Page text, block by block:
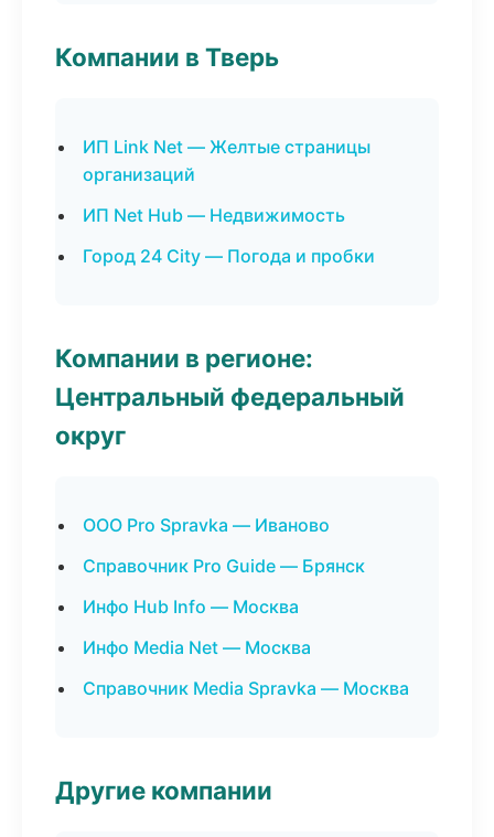
Компании в Тверь
ИП Link Net — Желтые страницы
организаций
ИП Net Hub — Недвижимость
Город 24 City — Погода и пробки
Компании в регионе:
Центральный федеральный
округ
ООО Pro Spravka — Иваново
Справочник Pro Guide — Брянск
Инфо Hub Info — Москва
Инфо Media Net — Москва
Справочник Media Spravka — Москва
Другие компании